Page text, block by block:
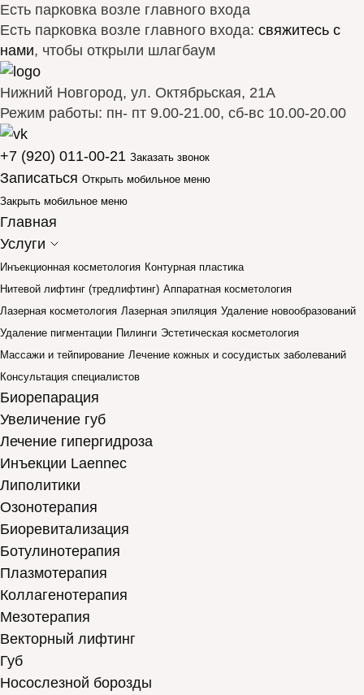
Есть парковка возле главного входа
Есть парковка возле главного входа: свяжитесь с
нами, чтобы открыли шлагбаум
Нижний Новгород, ул. Октябрьская, 21А
Режим работы: пн- пт 9.00-21.00, сб-вс 10.00-20.00
+7 (920) 011-00-21 Заказать звонок
Записаться Открыть мобильное меню
Закрыть мобильное меню
Главная
Услуги
Инъекционная косметология Контурная пластика
Нитевой лифтинг (тредлифтинг) Аппаратная косметология
Лазерная косметология Лазерная эпиляция Удаление новообразований
Удаление пигментации Пилинги Эстетическая косметология
Массажи и тейпирование Лечение кожных и сосудистых заболеваний
Консультация специалистов
Биорепарация
Увеличение губ
Лечение гипергидроза
Инъекции Laennec
Липолитики
Озонотерапия
Биоревитализация
Ботулинотерапия
Плазмотерапия
Коллагенотерапия
Мезотерапия
Векторный лифтинг
Губ
Носослезной борозды